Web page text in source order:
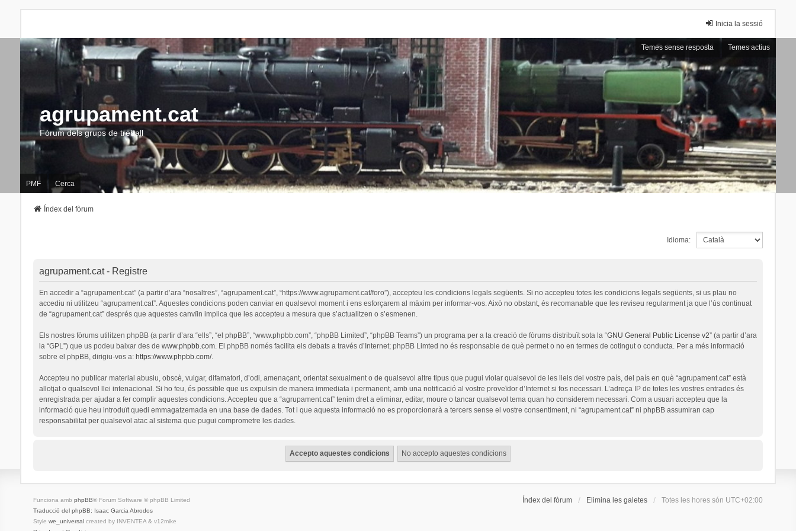
Inicia la sessió
Temes sense resposta Temes actius
agrupament.cat
Fòrum dels grups de treball
PMF Cerca
Índex del fòrum
Idioma:
agrupament.cat - Registre
En accedir a “agrupament.cat” (a partir d’ara “nosaltres”, “agrupament.cat”, “https://www.agrupament.cat/foro”), accepteu les condicions legals següents. Si no accepteu totes les condicions legals següents, si us plau no
accediu ni utilitzeu “agrupament.cat”. Aquestes condicions poden canviar en qualsevol moment i ens esforçarem al màxim per informar-vos. Això no obstant, és recomanable que les reviseu regularment ja que l’ús continuat
de “agrupament.cat” després que aquestes canvïin implica que les accepteu a mesura que s’actualitzen o s’esmenen.
Els nostres fòrums utilitzen phpBB (a partir d’ara “ells”, “el phpBB”, “www.phpbb.com”, “phpBB Limited”, “phpBB Teams”) un programa per a la creació de fòrums distribuït sota la “GNU General Public License v2” (a partir d’ara
la “GPL”) que us podeu baixar des de www.phpbb.com. El phpBB només facilita els debats a través d’Internet; phpBB Limted no és responsable de què permet o no en termes de cotingut o conducta. Per a més informació
sobre el phpBB, dirigiu-vos a: https://www.phpbb.com/.
Accepteu no publicar material abusiu, obscè, vulgar, difamatori, d’odi, amenaçant, orientat sexualment o de qualsevol altre tipus que pugui violar qualsevol de les lleis del vostre país, del país en què “agrupament.cat” està
allotjat o qualsevol llei intenacional. Si ho feu, és possible que us expulsin de manera immediata i permanent, amb una notificació al vostre proveïdor d’Internet si fos necessari. L’adreça IP de totes les vostres entrades és
enregistrada per ajudar a fer complir aquestes condicions. Accepteu que a “agrupament.cat” tenim dret a eliminar, editar, moure o tancar qualsevol tema quan ho considerem necessari. Com a usuari accepteu que la
informació que heu introduït quedi emmagatzemada en una base de dades. Tot i que aquesta informació no es proporcionarà a tercers sense el vostre consentiment, ni “agrupament.cat” ni phpBB assumiran cap
responsabilitat per qualsevol atac al sistema que pugui comprometre les dades.
Índex del fòrum Elimina les galetes Totes les hores són UTC+02:00
Funciona amb phpBB® Forum Software © phpBB Limited
Traducció del phpBB: Isaac Garcia Abrodos
Style we_universalcreated by INVENTEA & v12mike